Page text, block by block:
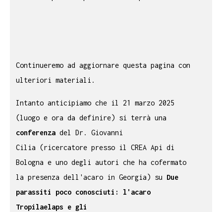
Continueremo ad aggiornare questa pagina con
ulteriori materiali.
Intanto anticipiamo che il 21 marzo 2025
(luogo e ora da definire) si terrà una
conferenza del Dr. Giovanni
Cilia (ricercatore presso il CREA Api di
Bologna e uno degli autori che ha cofermato
la presenza dell'acaro in Georgia) su Due
parassiti poco conosciuti: l'acaro
Tropilaelaps e gli